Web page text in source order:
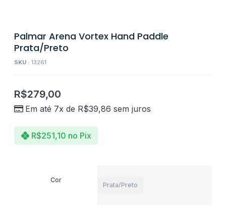
Palmar Arena Vortex Hand Paddle
Prata/Preto
SKU : 13261
R$279,00
Em até 7x de R$39,86 sem juros
R$251,10 no Pix
Cor
Prata/Preto